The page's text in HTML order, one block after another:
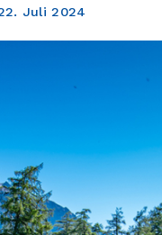
Juli 2024